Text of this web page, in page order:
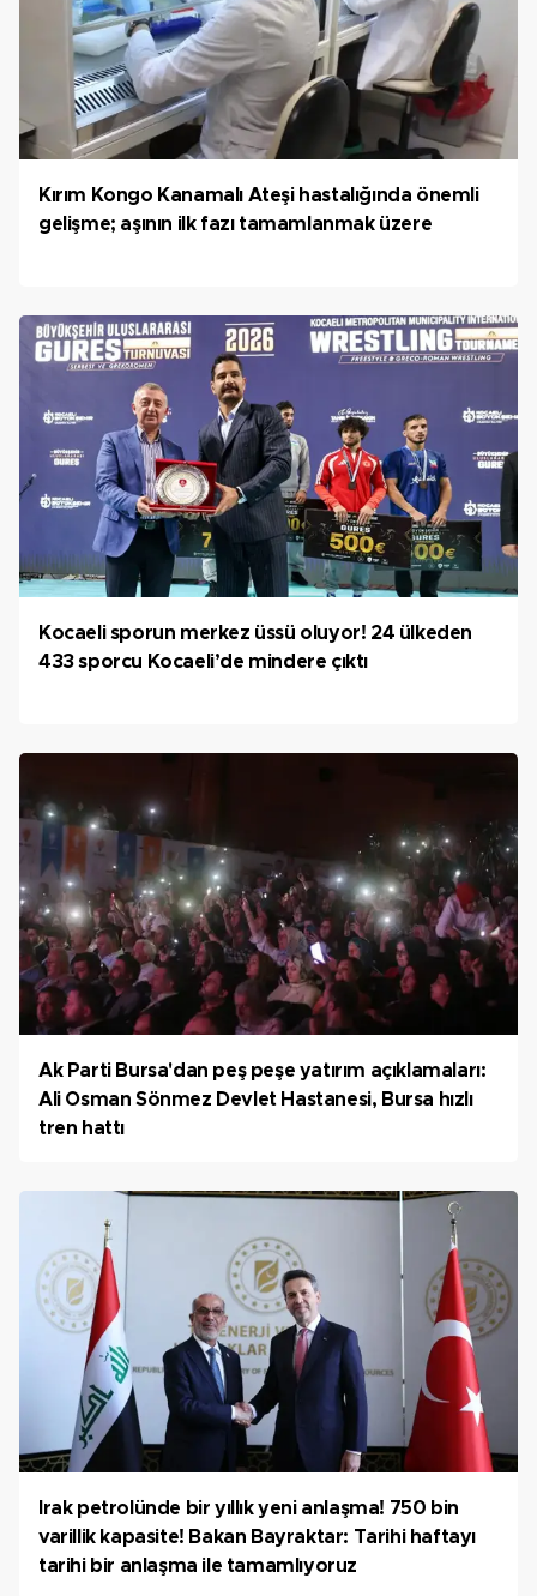
Kırım Kongo Kanamalı Ateşi hastalığında önemli
gelişme; aşının ilk fazı tamamlanmak üzere
Kocaeli sporun merkez üssü oluyor! 24 ülkeden
433 sporcu Kocaeli’de mindere çıktı
Ak Parti Bursa'dan peş peşe yatırım açıklamaları:
Ali Osman Sönmez Devlet Hastanesi, Bursa hızlı
tren hattı
Irak petrolünde bir yıllık yeni anlaşma! 750 bin
varillik kapasite! Bakan Bayraktar: Tarihi haftayı
tarihi bir anlaşma ile tamamlıyoruz